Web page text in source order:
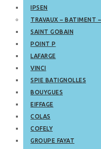
IPSEN
TRAVAUX – BATIMENT
SAINT GOBAIN
POINT P
LAFARGE
VINCI
SPIE BATIGNOLLES
BOUYGUES
EIFFAGE
COLAS
COFELY
GROUPE FAYAT